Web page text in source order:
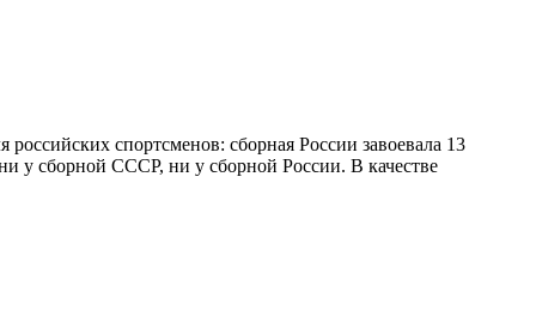
спортсменов: сборная России завоевала 13
у сборной СССР, ни у сборной России. В качестве